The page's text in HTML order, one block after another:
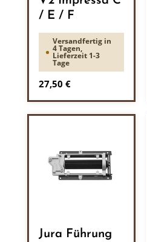
/ E / F
Versandfertig in
4 Tagen,
Lieferzeit 1-3
Tage
Regulärer Preis:
27,50 €
Jura Führung